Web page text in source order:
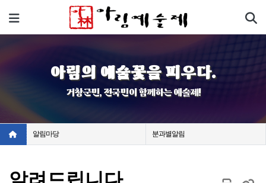
메뉴
아림의 예술꽃을 피우다.
거창군민, 전국민이 함께하는 예술제!
알림마당 분과별알림